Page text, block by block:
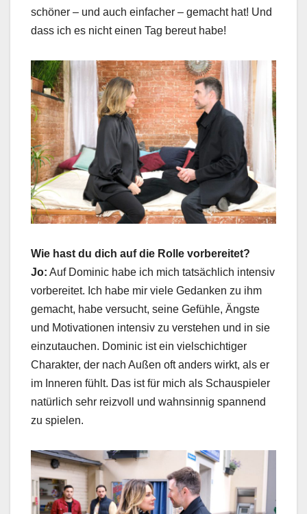
schöner – und auch einfacher – gemacht hat! Und
dass ich es nicht einen Tag bereut habe!
Wie hast du dich auf die Rolle vorbereitet?
Jo: Auf Dominic habe ich mich tatsächlich intensiv
vorbereitet. Ich habe mir viele Gedanken zu ihm
gemacht, habe versucht, seine Gefühle, Ängste
und Motivationen intensiv zu verstehen und in sie
einzutauchen. Dominic ist ein vielschichtiger
Charakter, der nach Außen oft anders wirkt, als er
im Inneren fühlt. Das ist für mich als Schauspieler
natürlich sehr reizvoll und wahnsinnig spannend
zu spielen.